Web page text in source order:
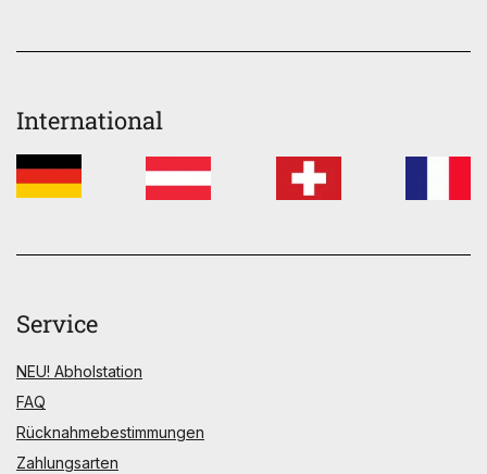
International
Service
NEU! Abholstation
FAQ
Rücknahmebestimmungen
Zahlungsarten